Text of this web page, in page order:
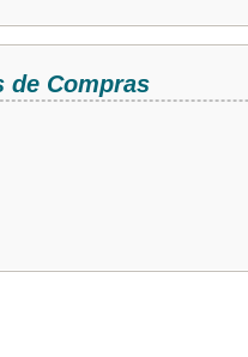
de Compras